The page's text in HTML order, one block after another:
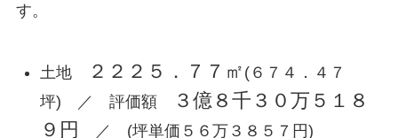
す。
土地 ２２２５．７７㎡ (６７４．４７
坪) ／ 評価額
３億８千３０万５１８
９円
／ (坪単価５６万３８５７円)